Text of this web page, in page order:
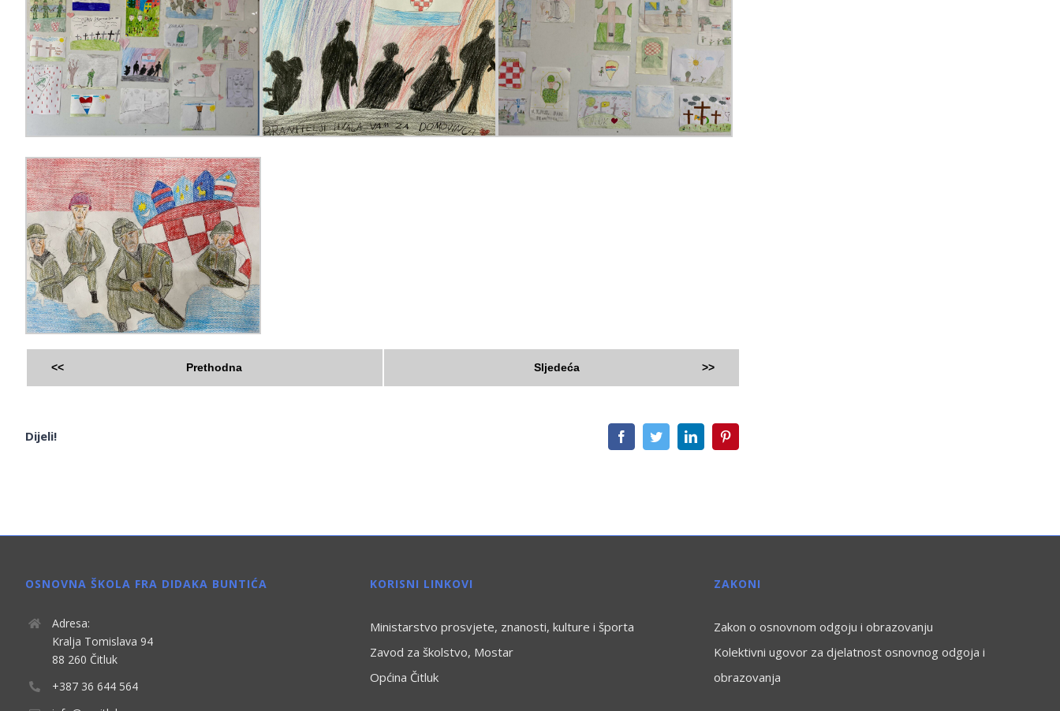
<< Prethodna Sljedeća >>
Dijeli! FacebookTwitterLinkedIn
OSNOVNA ŠKOLA FRA DIDAKA BUNTIĆA
Adresa:
Kralja Tomislava 94
88 260 Čitluk
+387 36 644 564
KORISNI LINKOVI
Ministarstvo prosvjete, znanosti, kulture i športa
Zavod za školstvo, Mostar
Općina Čitluk
ZAKONI
Zakon o osnovnom odgoju i obrazovanju
Kolektivni ugovor za djelatnost osnovnog odgoja i
obrazovanja